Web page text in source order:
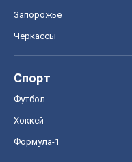
Запорожье
Черкассы
Спорт
Футбол
Хоккей
Формула-1